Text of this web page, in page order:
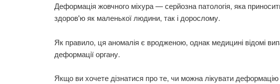
Деформація жовчного міхура — серйозна патологія, яка
здоров'ю як маленької людини, так і дорослому.
Як правило, ця аномалія є вродженою, однак медицині відомі
деформації органу.
Якщо ви хочете дізнатися про те, чи можна лікувати деформацію